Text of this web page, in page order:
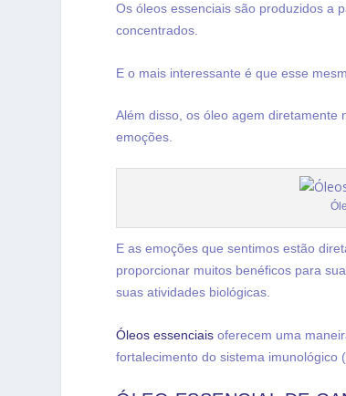
Os óleos essenciais são produzidos a
concentrados.
E o mais interessante é que esse
Além disso, os óleo agem
emoções.
E as emoções que sentimos estão
proporcionar muitos benéficos para
suas atividades biológicas.
Óleos essenciais oferecem uma
fortalecimento do sistema imunológico (